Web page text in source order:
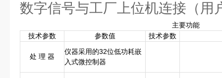
数字信号与工厂上位机连接（用
主要功能
技术参数
参数值 技术参数
处 理 器
仪器采用的32位低功耗嵌
入式微控制器